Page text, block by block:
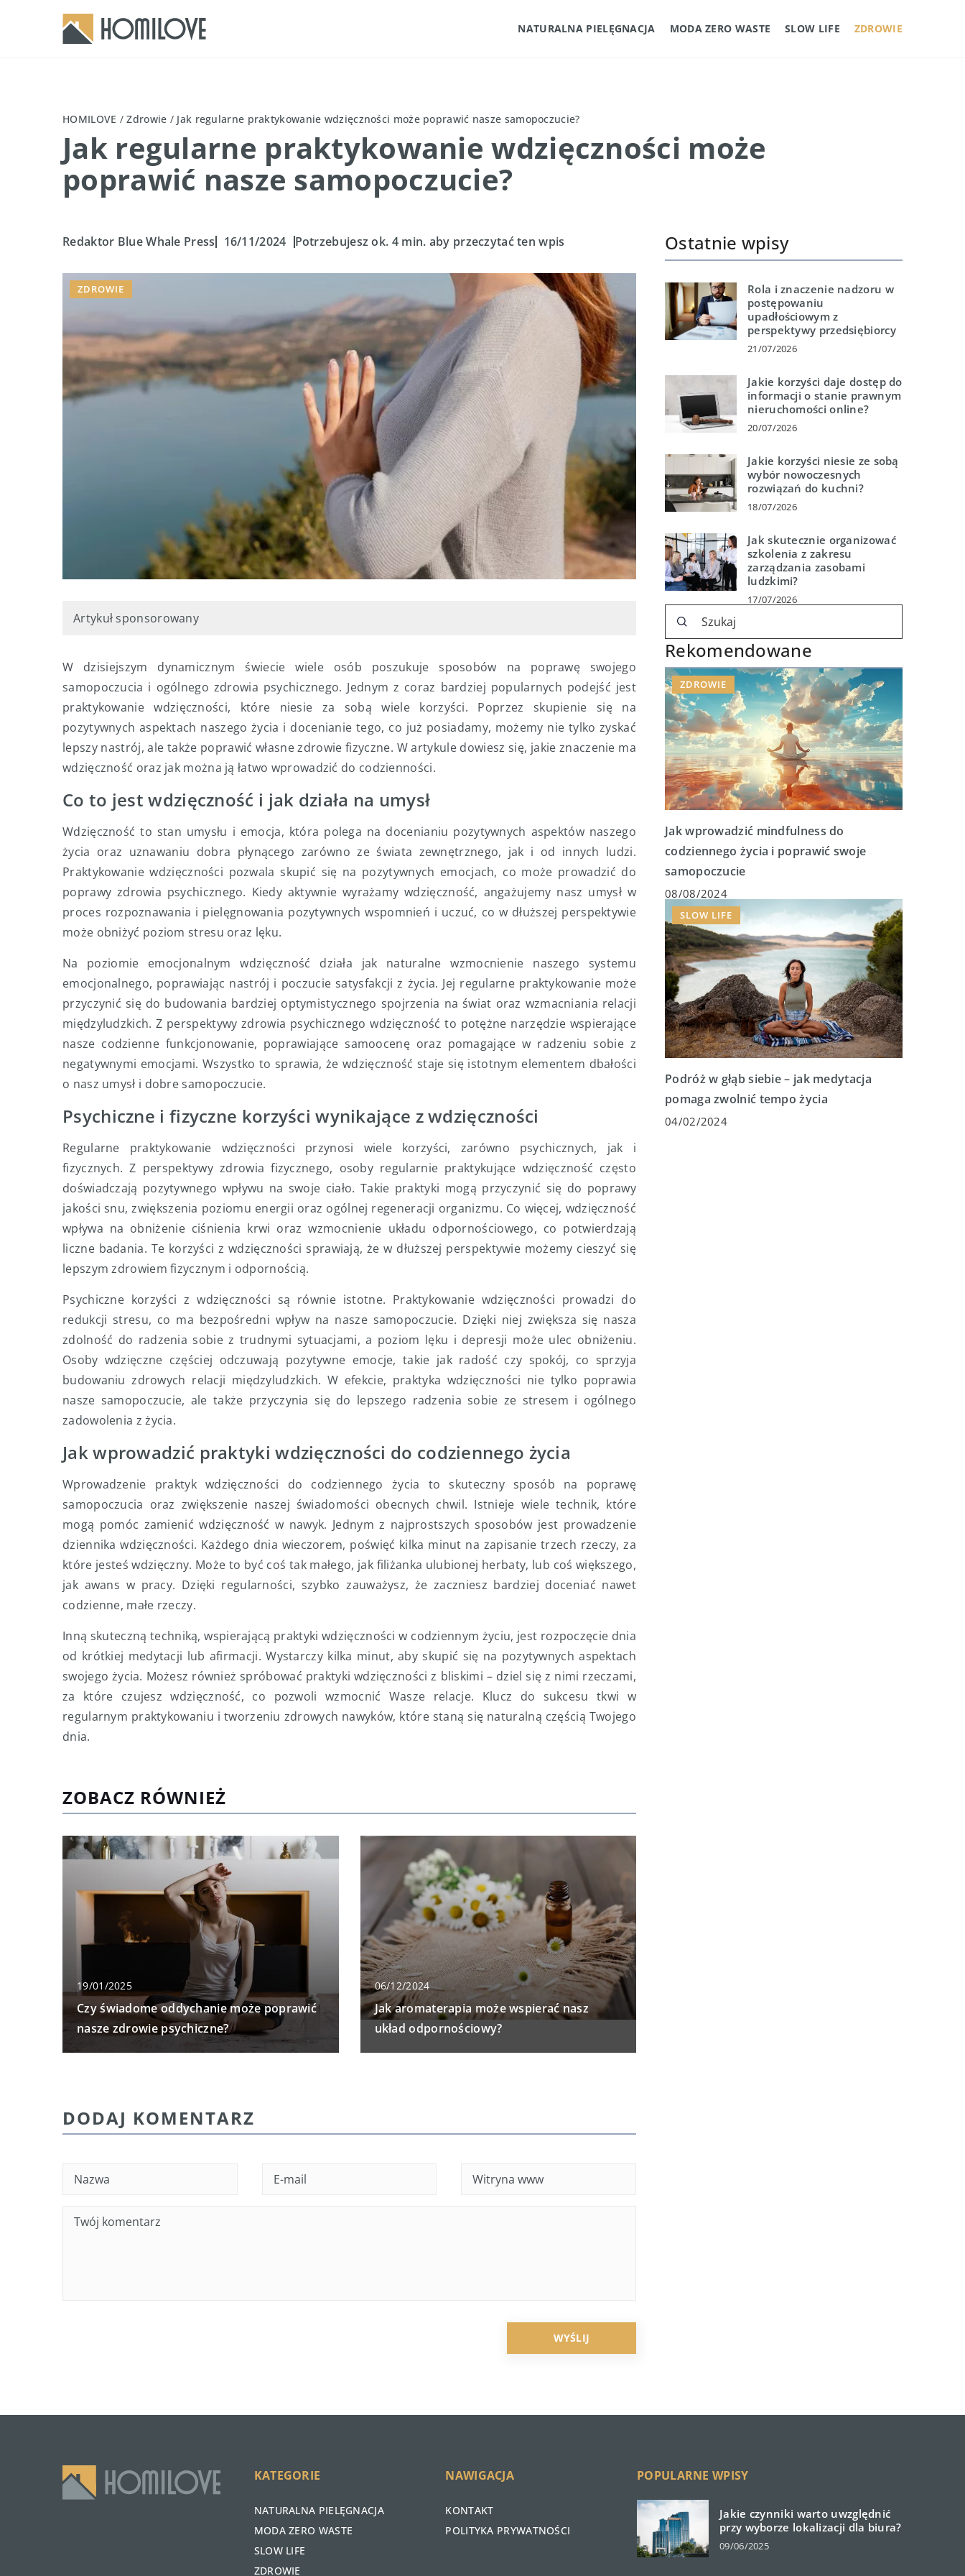
NATURALNA PIELĘGNACJA MODA ZERO WASTE SLOW LIFE ZDROWIE
HOMILOVE /Zdrowie / Jak regularne praktykowanie wdzięczności może poprawić nasze samopoczucie?
Jak regularne praktykowanie wdzięczności może
poprawić nasze samopoczucie?
Redaktor Blue Whale Press 16/11/2024 Potrzebujesz ok. 4 min. aby przeczytać ten wpis
ZDROWIE
Artykuł sponsorowany
W dzisiejszym dynamicznym świecie wiele osób poszukuje sposobów na poprawę swojego
samopoczucia i ogólnego zdrowia psychicznego. Jednym z coraz bardziej popularnych podejść jest
praktykowanie wdzięczności, które niesie za sobą wiele korzyści. Poprzez skupienie się na
pozytywnych aspektach naszego życia i docenianie tego, co już posiadamy, możemy nie tylko zyskać
lepszy nastrój, ale także poprawić własne zdrowie fizyczne. W artykule dowiesz się, jakie znaczenie ma
wdzięczność oraz jak można ją łatwo wprowadzić do codzienności.
Co to jest wdzięczność i jak działa na umysł
Wdzięczność to stan umysłu i emocja, która polega na docenianiu pozytywnych aspektów naszego
życia oraz uznawaniu dobra płynącego zarówno ze świata zewnętrznego, jak i od innych ludzi.
Praktykowanie wdzięczności pozwala skupić się na pozytywnych emocjach, co może prowadzić do
poprawy zdrowia psychicznego. Kiedy aktywnie wyrażamy wdzięczność, angażujemy nasz umysł w
proces rozpoznawania i pielęgnowania pozytywnych wspomnień i uczuć, co w dłuższej perspektywie
może obniżyć poziom stresu oraz lęku.
Na poziomie emocjonalnym wdzięczność działa jak naturalne wzmocnienie naszego systemu
emocjonalnego, poprawiając nastrój i poczucie satysfakcji z życia. Jej regularne praktykowanie może
przyczynić się do budowania bardziej optymistycznego spojrzenia na świat oraz wzmacniania relacji
międzyludzkich. Z perspektywy zdrowia psychicznego wdzięczność to potężne narzędzie wspierające
nasze codzienne funkcjonowanie, poprawiające samoocenę oraz pomagające w radzeniu sobie z
negatywnymi emocjami. Wszystko to sprawia, że wdzięczność staje się istotnym elementem dbałości
o nasz umysł i dobre samopoczucie.
Psychiczne i fizyczne korzyści wynikające z wdzięczności
Regularne praktykowanie wdzięczności przynosi wiele korzyści, zarówno psychicznych, jak i
fizycznych. Z perspektywy zdrowia fizycznego, osoby regularnie praktykujące wdzięczność często
doświadczają pozytywnego wpływu na swoje ciało. Takie praktyki mogą przyczynić się do poprawy
jakości snu, zwiększenia poziomu energii oraz ogólnej regeneracji organizmu. Co więcej, wdzięczność
wpływa na obniżenie ciśnienia krwi oraz wzmocnienie układu odpornościowego, co potwierdzają
liczne badania. Te korzyści z wdzięczności sprawiają, że w dłuższej perspektywie możemy cieszyć się
lepszym zdrowiem fizycznym i odpornością.
Psychiczne korzyści z wdzięczności są równie istotne. Praktykowanie wdzięczności prowadzi do
redukcji stresu, co ma bezpośredni wpływ na nasze samopoczucie. Dzięki niej zwiększa się nasza
zdolność do radzenia sobie z trudnymi sytuacjami, a poziom lęku i depresji może ulec obniżeniu.
Osoby wdzięczne częściej odczuwają pozytywne emocje, takie jak radość czy spokój, co sprzyja
budowaniu zdrowych relacji międzyludzkich. W efekcie, praktyka wdzięczności nie tylko poprawia
nasze samopoczucie, ale także przyczynia się do lepszego radzenia sobie ze stresem i ogólnego
zadowolenia z życia.
Jak wprowadzić praktyki wdzięczności do codziennego życia
Wprowadzenie praktyk wdzięczności do codziennego życia to skuteczny sposób na poprawę
samopoczucia oraz zwiększenie naszej świadomości obecnych chwil. Istnieje wiele technik, które
mogą pomóc zamienić wdzięczność w nawyk. Jednym z najprostszych sposobów jest prowadzenie
dziennika wdzięczności. Każdego dnia wieczorem, poświęć kilka minut na zapisanie trzech rzeczy, za
które jesteś wdzięczny. Może to być coś tak małego, jak filiżanka ulubionej herbaty, lub coś większego,
jak awans w pracy. Dzięki regularności, szybko zauważysz, że zaczniesz bardziej doceniać nawet
codzienne, małe rzeczy.
Inną skuteczną techniką, wspierającą praktyki wdzięczności w codziennym życiu, jest rozpoczęcie dnia
od krótkiej medytacji lub afirmacji. Wystarczy kilka minut, aby skupić się na pozytywnych aspektach
swojego życia. Możesz również spróbować praktyki wdzięczności z bliskimi – dziel się z nimi rzeczami,
za które czujesz wdzięczność, co pozwoli wzmocnić Wasze relacje. Klucz do sukcesu tkwi w
regularnym praktykowaniu i tworzeniu zdrowych nawyków, które staną się naturalną częścią Twojego
dnia.
ZOBACZ RÓWNIEŻ
19/01/2025
Czy świadome oddychanie może poprawić
nasze zdrowie psychiczne?
06/12/2024
Jak aromaterapia może wspierać nasz
układ odpornościowy?
Ostatnie wpisy
Rola i znaczenie nadzoru w
postępowaniu
upadłościowym z
perspektywy przedsiębiorcy
21/07/2026
Jakie korzyści daje dostęp do
informacji o stanie prawnym
nieruchomości online?
20/07/2026
Jakie korzyści niesie ze sobą
wybór nowoczesnych
rozwiązań do kuchni?
18/07/2026
Jak skutecznie organizować
szkolenia z zakresu
zarządzania zasobami
ludzkimi?
17/07/2026
Rekomendowane
ZDROWIE
Jak wprowadzić mindfulness do
codziennego życia i poprawić swoje
samopoczucie
08/08/2024
SLOW LIFE
Podróż w głąb siebie – jak medytacja
pomaga zwolnić tempo życia
04/02/2024
DODAJ KOMENTARZ
KATEGORIE
NATURALNA PIELĘGNACJA
MODA ZERO WASTE
SLOW LIFE
ZDROWIE
NAWIGACJA
KONTAKT
POLITYKA PRYWATNOŚCI
POPULARNE WPISY
Jakie czynniki warto uwzględnić
przy wyborze lokalizacji dla biura?
09/06/2025